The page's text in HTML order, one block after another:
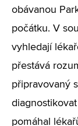
obávanou
počátku. V
vyhledají
přestává
připravovaný
pomáhal